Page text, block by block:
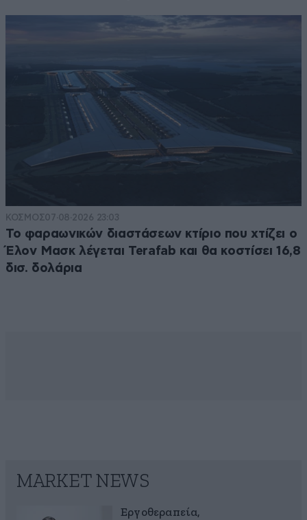
ΚΟΣΜΟΣ07·08·2026 23:03
Το φαραωνικών διαστάσεων κτίριο που χτίζει ο
Έλον Μασκ λέγεται Terafab και θα κοστίσει 16,8
δισ. δολάρια
MARKET NEWS
Εργοθεραπεία,